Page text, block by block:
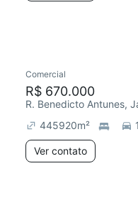
Comercial
R$ 670.000
R. Benedicto Antunes,
445920m²
Ver contato